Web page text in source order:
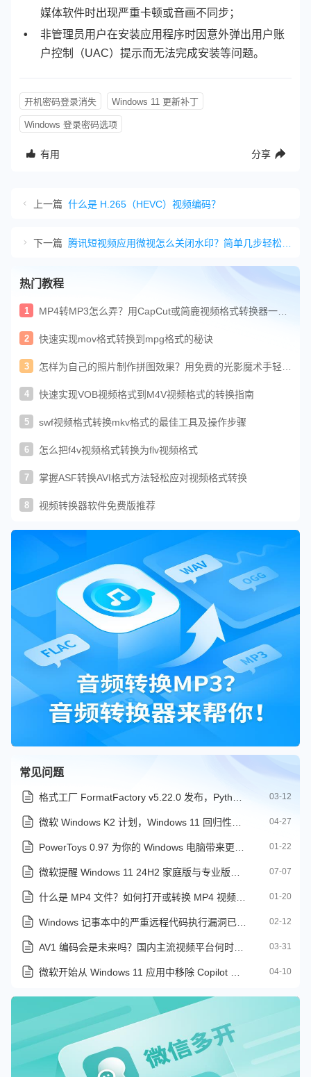
媒体软件时出现严重卡顿或音画不同步；
非管理员用户在安装应用程序时因意外弹出用户账
户控制（UAC）提示而无法完成安装等问题。
开机密码登录消失 Windows 11 更新补丁
Windows 登录密码选项
有用 分享
上一篇 什么是 H.265（HEVC）视频编码？
下一篇 腾讯短视频应用微视怎么关闭水印？简单几步轻松禁用视频水印
热门教程
1
MP4转MP3怎么弄？用CapCut或简鹿视频格式转换器一键
2 快速实现mov格式转换到mpg格式的秘诀
3
怎样为自己的照片制作拼图效果？用免费的光影魔术手轻松
4 快速实现VOB视频格式到M4V视频格式的转换指南
5 swf视频格式转换mkv格式的最佳工具及操作步骤
6 怎么把f4v视频格式转换为flv视频格式
7 掌握ASF转换AVI格式方法轻松应对视频格式转换
8 视频转换器软件免费版推荐
常见问题
格式工厂 FormatFactory v5.22.0 发布，Python 内核升级及文档转换 03-12
微软 Windows K2 计划，Windows 11 回归性能与信任 04-27
PowerToys 0.97 为你的 Windows 电脑带来更强大的搜索栏 01-22
微软提醒 Windows 11 24H2 家庭版与专业版即将迎更新终止 07-07
什么是 MP4 文件？如何打开或转换 MP4 视频格式 01-20
Windows 记事本中的严重远程代码执行漏洞已被微软修复 02-12
AV1 编码会是未来吗？国内主流视频平台何时跟上？ 03-31
微软开始从 Windows 11 应用中移除 Copilot 标识 04-10